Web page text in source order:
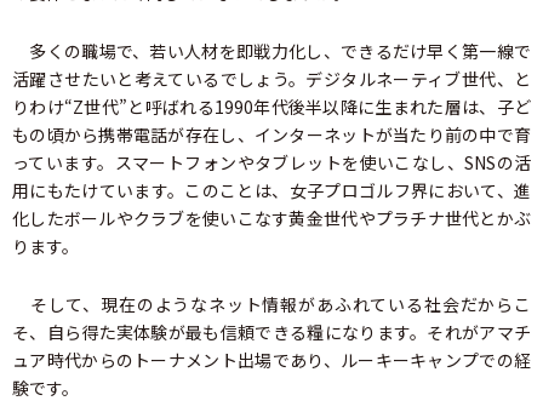
多くの職場で、若い人材を即戦力化し、できるだけ早く第一線で
活躍させたいと考えているでしょう。デジタルネーティブ世代、と
りわけ“Z世代”と呼ばれる1990年代後半以降に生まれた層は、子ど
もの頃から携帯電話が存在し、インターネットが当たり前の中で育
っています。スマートフォンやタブレットを使いこなし、SNSの活
用にもたけています。このことは、女子プロゴルフ界において、進
化したボールやクラブを使いこなす黄金世代やプラチナ世代とかぶ
ります。
そして、現在のようなネット情報があふれている社会だからこ
そ、自ら得た実体験が最も信頼できる糧になります。それがアマチ
ュア時代からのトーナメント出場であり、ルーキーキャンプでの経
験です。